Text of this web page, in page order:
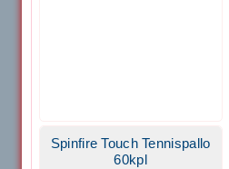
Spinfire Touch Tennispallo
60kpl